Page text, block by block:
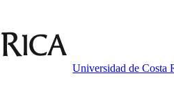
Universidad de Costa